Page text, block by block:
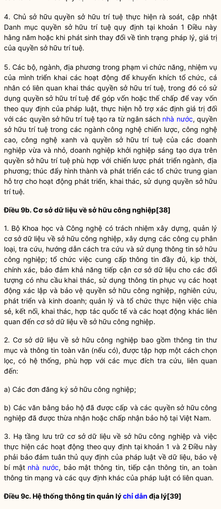
4. Chủ sở hữuquyền sở hữu trí tuệ thực hiện rà soát, cập nhật
Danh mụcquyền sở hữu trí tuệ quy định tại khoản 1 Điều này
hằng năm hoặc khi phát sinh thay đổi về tình trạng pháp lý, giá trị
của quyền sở hữu trí tuệ.
5. Các bộ, ngành, địa phương trong phạm vi chức năng, nhiệm vụ
của mình triển khai các hoạt động để khuyến khích tổ chức, cá
nhân có liên quan khai thác quyền sở hữu trí tuệ, trong đó có sử
dụng quyềnsở hữu trí tuệ để góp vốn hoặc thế chấp để vay vốn
theo quy định của pháp luật, thực hiện hỗ trợ xác định giá trị đối
với các quyềnsở hữu trí tuệ tạo ra từ ngân sách nhà nước,quyền
sở hữu trí tuệ trong các ngành công nghệ chiến lược, công nghệ
cao, công nghệ xanh và quyềnsở hữu trí tuệ của các doanh
nghiệp vừa và nhỏ, doanh nghiệp khởi nghiệp sáng tạo dựa trên
quyền sở hữu trí tuệ phù hợp với chiến lược phát triển ngành, địa
phương; thúc đẩy hình thành và phát triển các tổ chức trung gian
hỗ trợ cho hoạt động phát triển, khai thác, sử dụngquyền sở hữu
trí tuệ.
Điều 9b. Cơ sở dữ liệu về sở hữu công nghiệp[38]
1. Bộ Khoa học và Công nghệ có trách nhiệm xây dựng, quản lý
cơ sở dữ liệu về sở hữu công nghiệp, xây dựng các công cụ phân
loại, tra cứu, hướng dẫn cách tra cứu và sử dụng thông tin sở hữu
công nghiệp; tổ chức việc cung cấp thông tin đầy đủ, kịp thời,
chính xác, bảo đảm khả năng tiếp cận cơ sở dữ liệu cho các đối
tượng có nhu cầu khai thác, sử dụng thông tin phục vụ các hoạt
động xác lập và bảo vệ quyền sở hữu công nghiệp, nghiên cứu,
phát triển và kinh doanh; quản lý và tổ chức thực hiện việc chia
sẻ, kết nối, khai thác, hợp tác quốc tế và các hoạt động khác liên
quan đến cơ sở dữ liệu về sở hữu công nghiệp.
2. Cơ sở dữ liệu về sở hữu công nghiệp bao gồm thông tin thư
mục và thông tin toàn văn (nếu có), được tập hợp một cách chọn
lọc, có hệ thống, phù hợp với các mục đích tra cứu, liên quan
đến:
a) Các đơn đăng ký sở hữu công nghiệp;
b) Các văn bằng bảo hộ đã được cấp và các quyềnsở hữu công
nghiệp đã được thừa nhận hoặc chấp nhận bảo hộ tại Việt Nam.
3. Hạ tầng lưu trữ cơ sở dữ liệu về sở hữu công nghiệp và việc
thực hiện các hoạt động theo quy định tại khoản 1 và 2 Điều này
phải bảo đảm tuân thủ quy định của pháp luật về dữ liệu, bảo vệ
bí mật nhà nước, bảo mật thông tin, tiếp cận thông tin, an toàn
thông tin mạng và các quy định khác của pháp luật có liên quan.
Điều 9c. Hệ thống thông tin quản lýchỉ dẫn địa lý[39]